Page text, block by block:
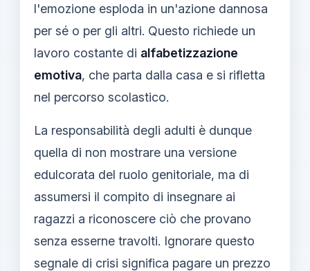
l'emozione esploda in un'azione dannosa
per sé o per gli altri. Questo richiede un
lavoro costante di alfabetizzazione
emotiva, che parta dalla casa e si rifletta
nel percorso scolastico.
La responsabilità degli adulti è dunque
quella di non mostrare una versione
edulcorata del ruolo genitoriale, ma di
assumersi il compito di insegnare ai
ragazzi a riconoscere ciò che provano
senza esserne travolti. Ignorare questo
segnale di crisi significa pagare un prezzo